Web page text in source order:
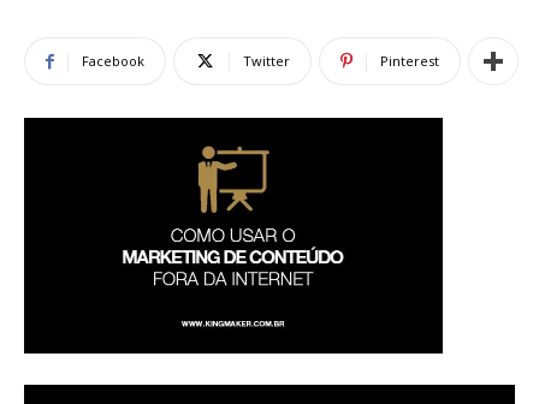
Facebook Twitter Pinterest